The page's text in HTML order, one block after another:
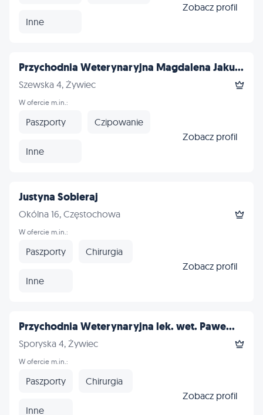
Inne
Zobacz profil
Przychodnia Weterynaryjna Magdalena Jaku...
Szewska 4, Żywiec
W ofercie m.in.:
Paszporty Czipowanie
Inne
Zobacz profil
Justyna Sobieraj
Okólna 16, Częstochowa
W ofercie m.in.:
Paszporty Chirurgia
Inne
Zobacz profil
Przychodnia Weterynaryjna lek. wet. Pawe...
Sporyska 4, Żywiec
W ofercie m.in.:
Paszporty Chirurgia
Inne
Zobacz profil